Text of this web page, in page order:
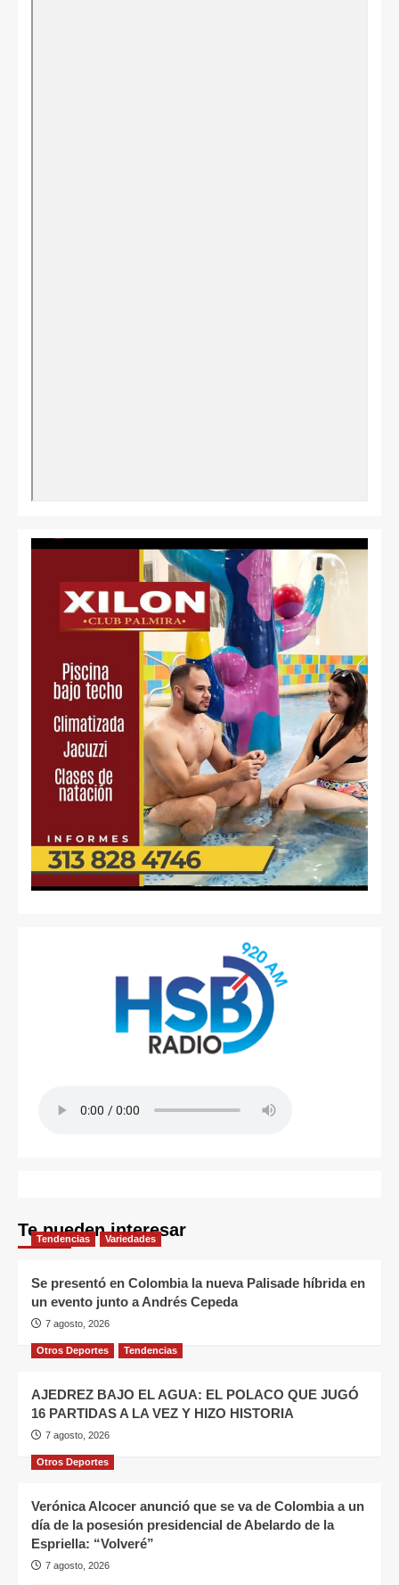
Te pueden interesar
Tendencias Variedades
Se presentó en Colombia la nueva Palisade híbrida en
un evento junto a Andrés Cepeda
7 agosto, 2026
Otros Deportes Tendencias
AJEDREZ BAJO EL AGUA: EL POLACO QUE JUGÓ
16 PARTIDAS A LA VEZ Y HIZO HISTORIA
7 agosto, 2026
Otros Deportes
Verónica Alcocer anunció que se va de Colombia a un
día de la posesión presidencial de Abelardo de la
Espriella: “Volveré”
7 agosto, 2026